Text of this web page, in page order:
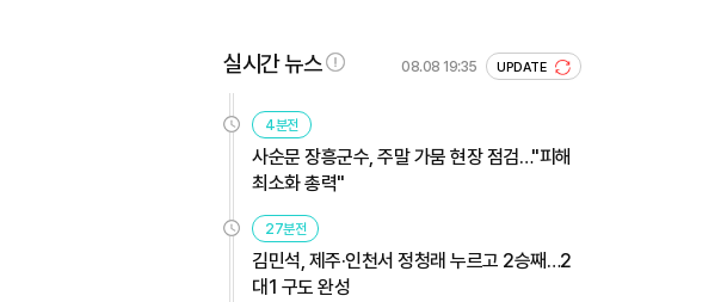
실시간 뉴스 08.08 19:35 UPDATE
4분전
사순문 장흥군수, 주말 가뭄 현장 점검…"피해
최소화 총력"
27분전
김민석, 제주·인천서 정청래 누르고 2승째…2
대1 구도 완성